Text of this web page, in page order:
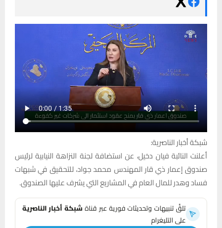
شبكة أخبار الناصرية:
أعلنت النائبة فيان دخيل، عن استضافة لجنة النزاهة النيابية لرئيس
صندوق إعمار ذي قار المهندس محمد جواد، للتحقيق في شبهات
فساد وهدر للمال العام في المشاريع التي يشرف عليها الصندوق.
تلقَّ تنبيهات وتحديثات فورية عبر قناةشبكة أخبار الناصرية
على التليغرام